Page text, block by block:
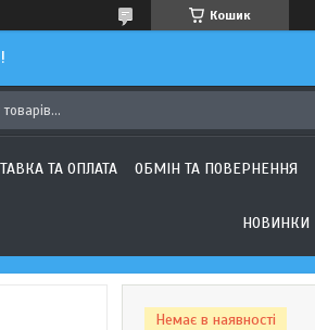
Кошик
ТА ОПЛАТА ОБМІН ТА ПОВЕРНЕННЯ
НОВИНКИ
Немає в наявності